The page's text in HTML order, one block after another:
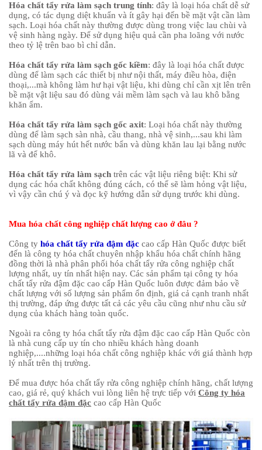
Hóa chất tẩy rửa làm sạch trung tính: đây là loại hóa chất dễ sử
dụng, có tác dụng diệt khuẩn và ít gây hại đến bề mặt vật cần làm
sạch. Loại hóa chất này thường được dùng trong việc lau chùi và
vệ sinh hàng ngày. Để sử dụng hiệu quả cần pha loãng với nước
theo tỷ lệ trên bao bì chỉ dẫn.
Hóa chất tẩy rửa làm sạch gốc kiềm: đây là loại hóa chất được
dùng để làm sạch các thiết bị như nội thất, máy điều hòa, điện
thoại,...mà không làm hư hại vật liệu, khi dùng chỉ cần xịt lên trên
bề mặt vật liệu sau đó dùng vải mềm làm sạch và lau khô bằng
khăn ẩm.
Hóa chất tẩy rửa làm sạch gốc axit: Loại hóa chất này thường
dùng để làm sạch sàn nhà, cầu thang, nhà vệ sinh,...sau khi làm
sạch dùng máy hút hết nước bẩn và dùng khăn lau lại bằng nước
lã và để khô.
Hóa chất tẩy rửa làm sạch trên các vật liệu riêng biệt: Khi sử
dụng các hóa chất không đúng cách, có thể sẽ làm hỏng vật liệu,
vì vậy cần chú ý và đọc kỹ hướng dẫn sử dụng trước khi dùng.
Mua hóa chất công nghiệp chất lượng cao ở đâu ?
Công ty hóa chất tẩy rửa đậm đặc cao cấp Hàn Quốc được biết
đến là công ty hóa chất chuyên nhập khẩu hóa chất chính hãng
đồng thời là nhà phân phối hóa chất tẩy rửa công nghiệp chất
lượng nhất, uy tín nhất hiện nay. Các sản phẩm tại công ty hóa
chất tẩy rửa đậm đặc cao cấp Hàn Quốc luôn được đảm bảo về
chất lượng với số lượng sản phẩm ổn định, giá cả cạnh tranh nhất
thị trường, đáp ứng được tất cả các yêu cầu cũng như nhu cầu sử
dụng của khách hàng toàn quốc.
Ngoài ra công ty hóa chất tẩy rửa đậm đặc cao cấp Hàn Quốc còn
là nhà cung cấp uy tín cho nhiều khách hàng doanh
nghiệp,....những loại hóa chất công nghiệp khác với giá thành hợp
lý nhất trên thị trường.
Để mua được hóa chất tẩy rửa công nghiệp chính hãng, chất lượng
cao, giá rẻ, quý khách vui lòng liên hệ trực tiếp với Công ty hóa
chất tẩy rửa đậm đặc cao cấp Hàn Quốc